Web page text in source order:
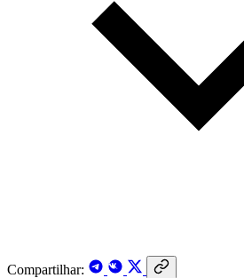
Compartilhar: